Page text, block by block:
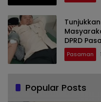
DPRD
Darahnya
Pasaman
Popular Posts